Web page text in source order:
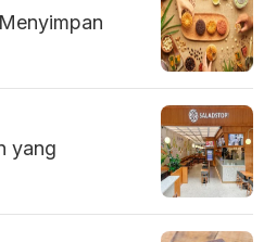
yang